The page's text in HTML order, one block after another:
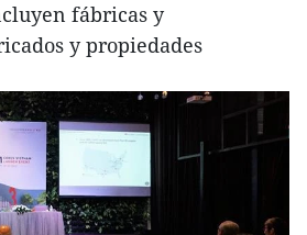
fábricas y
y propiedades